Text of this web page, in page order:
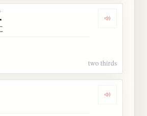
Dengarkan
two thirds
Dengarkan